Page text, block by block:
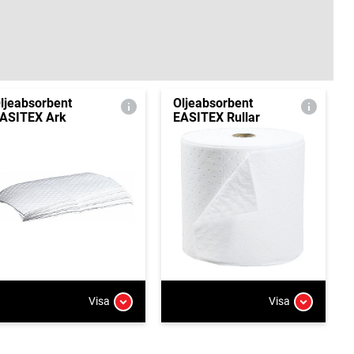
Ark
Visa
Oljeabsorbent
EASITEX Rullar
Visa